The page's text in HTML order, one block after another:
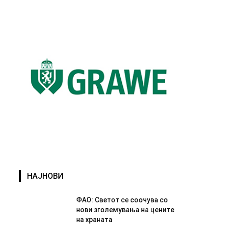
НАЈНОВИ
ФАО: Светот се соочува со
нови зголемувања на цените
на храната